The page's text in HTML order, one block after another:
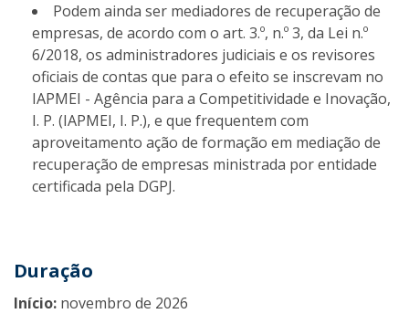
Podem ainda ser mediadores de recuperação de
empresas, de acordo com o art. 3.º, n.º 3, da Lei n.º
6/2018, os administradores judiciais e os revisores
oficiais de contas que para o efeito se inscrevam no
IAPMEI - Agência para a Competitividade e Inovação,
I. P. (IAPMEI, I. P.), e que frequentem com
aproveitamento ação de formação em mediação de
recuperação de empresas ministrada por entidade
certificada pela DGPJ.
Duração
Início: novembro de 2026